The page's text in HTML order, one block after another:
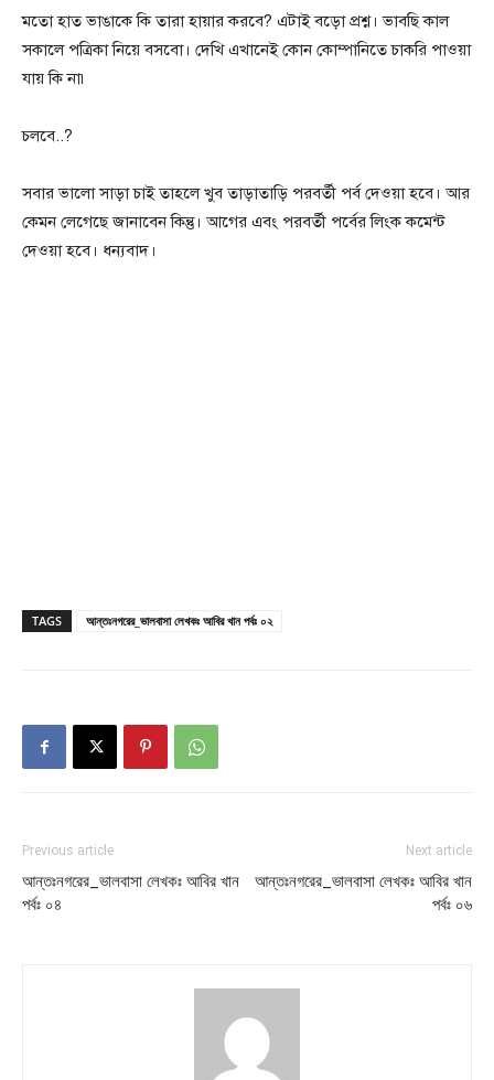
মতো হাত ভাঙাকে কি তারা হায়ার করবে? এটাই বড়ো প্রশ্ন। ভাবছি কাল
সকালে পত্রিকা নিয়ে বসবো। দেখি এখানেই কোন কোম্পানিতে চাকরি পাওয়া
যায় কি না৷
চলবে..?
সবার ভালো সাড়া চাই তাহলে খুব তাড়াতাড়ি পরবর্তী পর্ব দেওয়া হবে। আর
কেমন লেগেছে জানাবেন কিন্তু। আগের এবং পরবর্তী পর্বের লিংক কমেন্ট
দেওয়া হবে। ধন্যবাদ।
TAGS আন্তঃনগরের_ভালবাসা লেখকঃ আবির খান পর্বঃ ০২
Previous article
আন্তঃনগরের_ভালবাসা লেখকঃ আবির খান
পর্বঃ ০৪
Next article
আন্তঃনগরের_ভালবাসা লেখকঃ আবির খান
পর্বঃ ০৬